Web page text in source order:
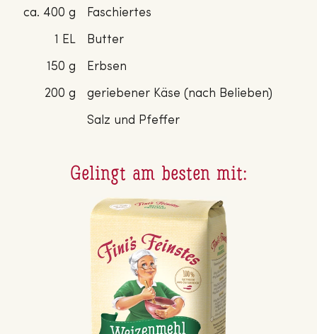
ca. 400 g
Faschiertes
1 EL
Butter
150 g
Erbsen
200 g
geriebener Käse (nach Belieben)
Salz und Pfeffer
Gelingt am besten mit: